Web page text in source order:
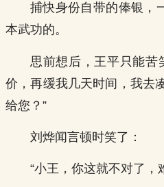
捕快身份自带的俸银，
本武功的。
思前想后，王平只能苦
价，再缓我几天时间，我去
给您？”
刘烨闻言顿时笑了：
“小王，你这就不对了，